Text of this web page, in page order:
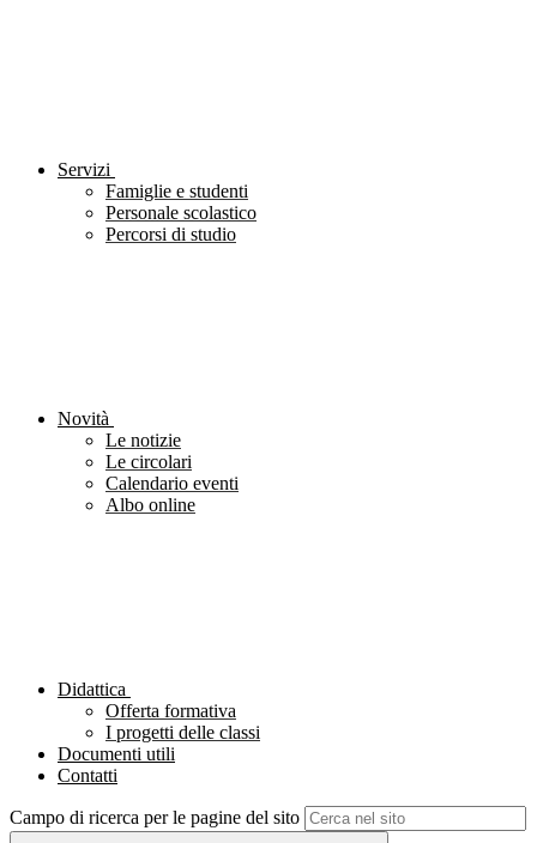
Servizi
Famiglie e studenti
Personale scolastico
Percorsi di studio
Novità
Le notizie
Le circolari
Calendario eventi
Albo online
Didattica
Offerta formativa
I progetti delle classi
Documenti utili
Contatti
Campo di ricerca per le pagine del sito